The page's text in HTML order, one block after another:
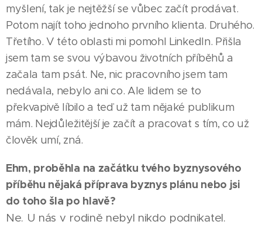
myšlení, tak je nejtěžší se vůbec začít prodávat.
Potom najít toho jednoho prvního klienta. Druhého.
Třetího. V této oblasti mi pomohl LinkedIn. Přišla
jsem tam se svou výbavou životních příběhů a
začala tam psát. Ne, nic pracovního jsem tam
nedávala, nebylo ani co. Ale lidem se to
překvapivě líbilo a teď už tam nějaké publikum
mám. Nejdůležitější je začít a pracovat s tím, co už
člověk umí, zná.
Ehm, proběhla na začátku tvého byznysového
příběhu nějaká příprava byznys plánu nebo jsi
do toho šla po hlavě?
Ne. U nás v rodině nebyl nikdo podnikatel.